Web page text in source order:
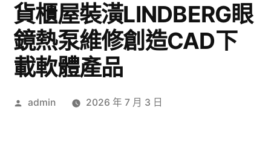
貨櫃屋裝潢LINDBERG眼
鏡熱泵維修創造CAD下
載軟體產品
作
admin 2026 年 7 月 3 日